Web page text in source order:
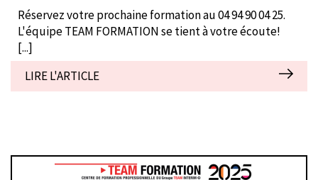
Réservez votre prochaine formation au 04 94 90 04 25.
L'équipe TEAM FORMATION se tient à votre écoute!
[...]
LIRE L'ARTICLE